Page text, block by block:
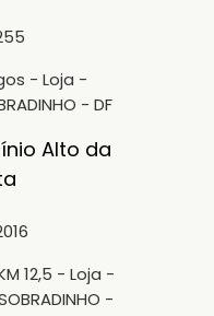
- Loja -
- DF
Alto da
12,5 - Loja -
-